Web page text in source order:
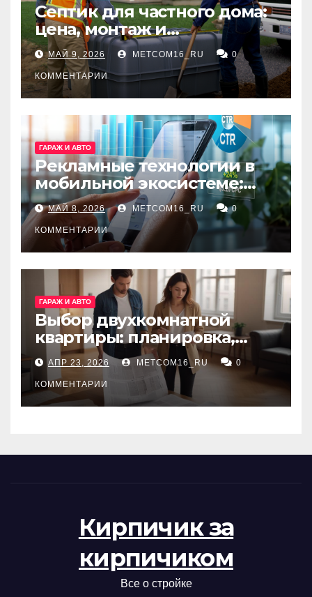
Септик для частного дома:
цена, монтаж и
организация автономной
канализации
МАЙ 9, 2026 METCOM16_RU 0
КОММЕНТАРИИ
ГАРАЖ И АВТО
Рекламные технологии в
мобильной экосистеме:
ключевые сервисы и
принципы работы
МАЙ 8, 2026 METCOM16_RU 0
КОММЕНТАРИИ
ГАРАЖ И АВТО
Выбор двухкомнатной
квартиры: планировка,
состояние жилья и
проверка документов
АПР 23, 2026 METCOM16_RU 0
КОММЕНТАРИИ
Кирпичик за
кирпичиком
Все о стройке